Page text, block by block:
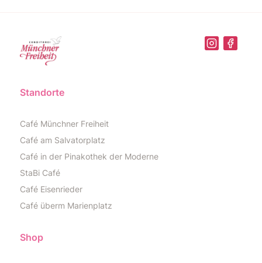
Standorte
Café Münchner Freiheit
Café am Salvatorplatz
Café in der Pinakothek der Moderne
StaBi Café
Café Eisenrieder
Café überm Marienplatz
Shop